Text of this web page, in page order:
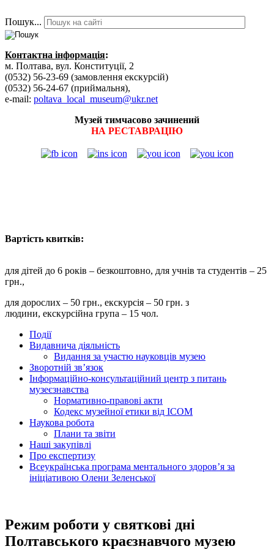
Пошук...
Контактна інформація:
м. Полтава, вул. Конституції, 2
(0532) 56-23-69 (замовлення екскурсій)
(0532) 56-24-67 (приймальня),
e-mail: poltava_local_museum@ukr.net
Музей тимчасово зачинений
НА РЕСТАВРАЦІЮ
Вартість квитків:
для дітей до 6 років – безкоштовно, для учнів та студентів – 25
грн.,
для дорослих – 50 грн., екскурсія – 50 грн. з
людини, екскурсійна група – 15 чол.
Події
Видавнича діяльність
Видання за участю науковців музею
Зворотній зв’язок
Інформаційно-консультаційний центр з питань
музеєзнавства
Нормативно-правові акти
Кодекс музейної етики від ІСОМ
Наукова робота
Плани та звіти
Наші закупівлі
Про експертизу
Всеукраїнська програма ментального здоров’я за
ініціативою Олени Зеленської
Режим роботи у святкові дні
Полтавського краєзнавчого музею